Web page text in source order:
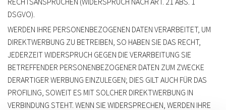
DSGVO).
WERDEN IHRE PERSONENBEZOGENEN DATEN VERARBEITET, UM
DIREKTWERBUNG ZU BETREIBEN, SO HABEN SIE DAS RECHT,
JEDERZEIT WIDERSPRUCH GEGEN DIE VERARBEITUNG SIE
BETREFFENDER PERSONENBEZOGENER DATEN ZUM ZWECKE
DERARTIGER WERBUNG EINZULEGEN; DIES GILT AUCH FÜR DAS
PROFILING, SOWEIT ES MIT SOLCHER DIREKTWERBUNG IN
VERBINDUNG STEHT. WENN SIE WIDERSPRECHEN, WERDEN IHRE